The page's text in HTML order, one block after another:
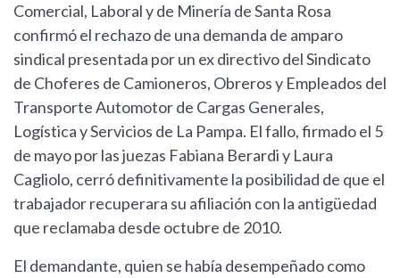
Comercial, Laboral y de Minería de Santa Rosa
confirmó el rechazo de una demanda de amparo
sindical presentada por un ex directivo del Sindicato
de Choferes de Camioneros, Obreros y Empleados del
Transporte Automotor de Cargas Generales,
Logística y Servicios de La Pampa. El fallo, firmado el 5
de mayo por las juezas Fabiana Berardi y Laura
Cagliolo, cerró definitivamente la posibilidad de que el
trabajador recuperara su afiliación con la antigüedad
que reclamaba desde octubre de 2010.
El demandante, quien se había desempeñado como